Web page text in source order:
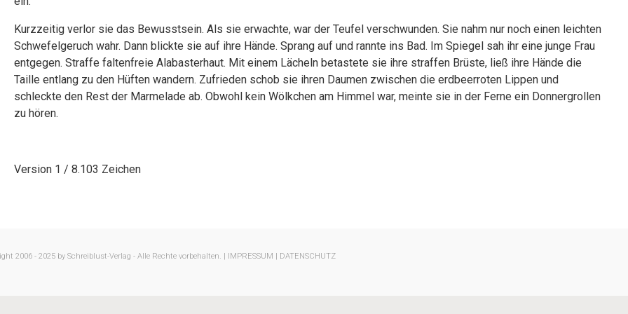
Kurzzeitig verlor sie das Bewusstsein. Als sie erwachte, war der Teufel verschwunden. Sie nahm nur noch einen leichten
Schwefelgeruch wahr. Dann blickte sie auf ihre Hände. Sprang auf und rannte ins Bad. Im Spiegel sah ihr eine junge Frau
entgegen. Straffe faltenfreie Alabasterhaut. Mit einem Lächeln betastete sie ihre straffen Brüste, ließ ihre Hände die
Taille entlang zu den Hüften wandern. Zufrieden schob sie ihren Daumen zwischen die erdbeerroten Lippen und
schleckte den Rest der Marmelade ab. Obwohl kein Wölkchen am Himmel war, meinte sie in der Ferne ein Donnergrollen
zu hören.
Version 1 / 8.103 Zeichen
2006 - 2025 by Schreiblust-Verlag - Alle Rechte vorbehalten. | IMPRESSUM | DATENSCHUTZ